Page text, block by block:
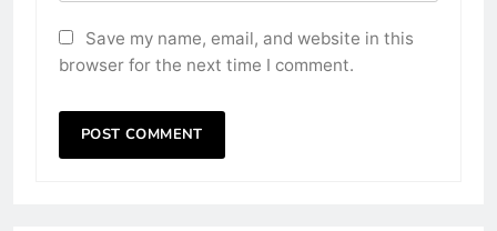
Save my name, email, and website in this
browser for the next time I comment.